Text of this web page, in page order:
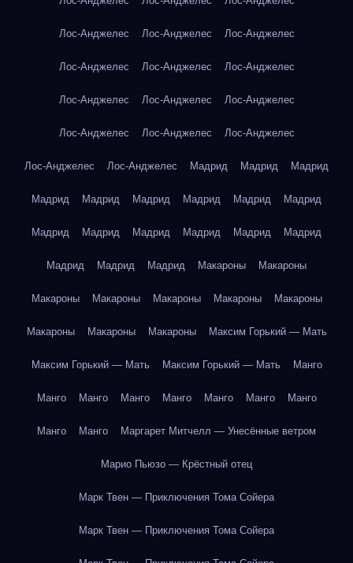
Лос-Анджелес Лос-Анджелес Лос-Анджелес
Лос-Анджелес Лос-Анджелес Лос-Анджелес
Лос-Анджелес Лос-Анджелес Лос-Анджелес
Лос-Анджелес Лос-Анджелес Лос-Анджелес
Лос-Анджелес Лос-Анджелес Мадрид Мадрид Мадрид
Мадрид Мадрид Мадрид Мадрид Мадрид Мадрид
Мадрид Мадрид Мадрид Мадрид Мадрид Мадрид
Мадрид Мадрид Мадрид Макароны Макароны
Макароны Макароны Макароны Макароны Макароны
Макароны Макароны Макароны Максим Горький — Мать
Максим Горький — Мать Максим Горький — Мать Манго
Манго Манго Манго Манго Манго Манго Манго
Манго Манго Маргарет Митчелл — Унесённые ветром
Марио Пьюзо — Крёстный отец
Марк Твен — Приключения Тома Сойера
Марк Твен — Приключения Тома Сойера